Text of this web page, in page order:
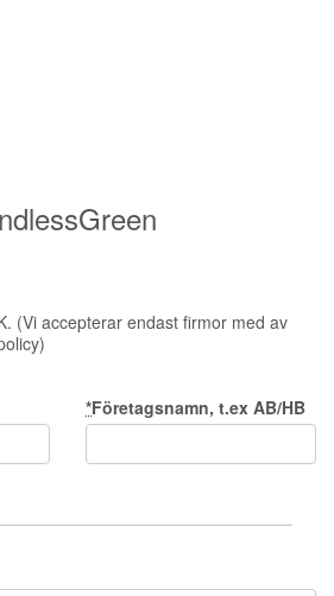
(Vi accepterar endast firmor med av
*Företagsnamn, t.ex AB/HB